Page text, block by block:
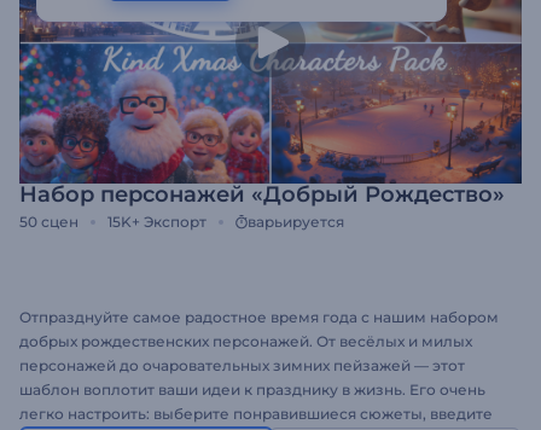
Набор персонажей «Добрый Рождество»
50 сцен 15K+ Экспорт варьируется
Отпразднуйте самое радостное время года с нашим набором
добрых рождественских персонажей. От весёлых и милых
персонажей до очаровательных зимних пейзажей — этот
шаблон воплотит ваши идеи к празднику в жизнь. Его очень
легко настроить: выберите понравившиеся сюжеты, введите